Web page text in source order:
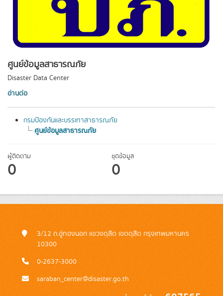
ศูนย์ข้อมูลสาธารณภัย
Disaster Data Center
อ่านต่อ
กรมป้องกันและบรรเทาสาธารณภัย
ศูนย์ข้อมูลสาธารณภัย
ผู้ติดตาม
0
ชุดข้อมูล
0
3/12 ถ.อู่ทองนอก แขวงดุสิต เขตดุสิต กรุงเทพมหานคร
10300
0-2637-3000
saraban_center@disaster.go.th